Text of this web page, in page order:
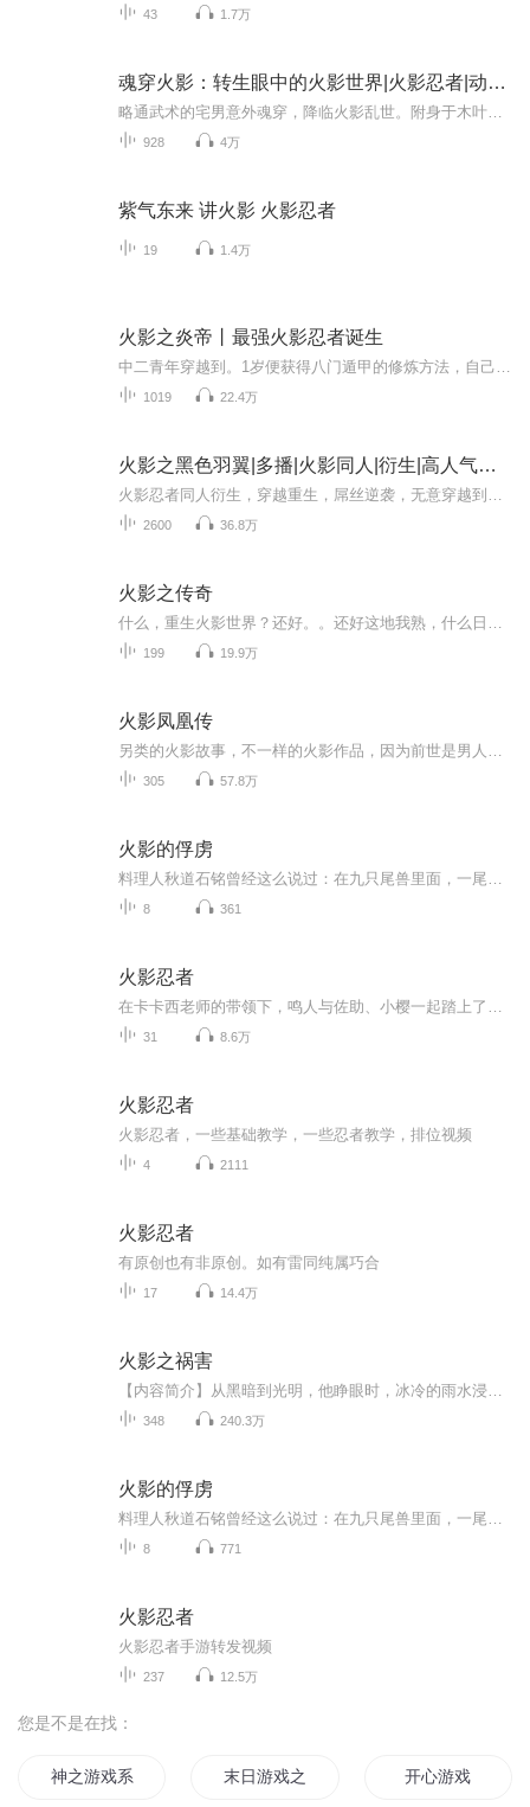
43 1.7万
魂穿火影：转生眼中的火影世界|火影忍者|动漫同人
928 4万
紫气东来 讲火影 火影忍者
19 1.4万
火影之炎帝丨最强火影忍者诞生
1019 22.4万
火影之黑色羽翼|多播|火影同人|衍生|高人气火影同人衍生小说
2600 36.8万
火影之传奇
199 19.9万
火影凤凰传
305 57.8万
火影的俘虏
8 361
火影忍者
31 8.6万
火影忍者
火影忍者，一些基础教学，一些忍者教学，排位视频
4 2111
火影忍者
有原创也有非原创。如有雷同纯属巧合
17 14.4万
火影之祸害
348 240.3万
火影的俘虏
8 771
火影忍者
火影忍者手游转发视频
237 12.5万
您是不是在找：
神之游戏系统 末日游戏之全能游戏王 开心游戏